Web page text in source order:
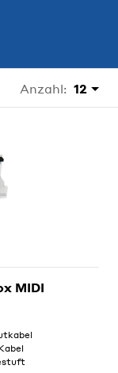
Anzahl: 12
MIDI